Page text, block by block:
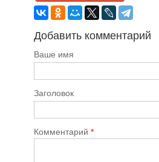
Добавить комментарий
Ваше имя
Заголовок
Комментарий*